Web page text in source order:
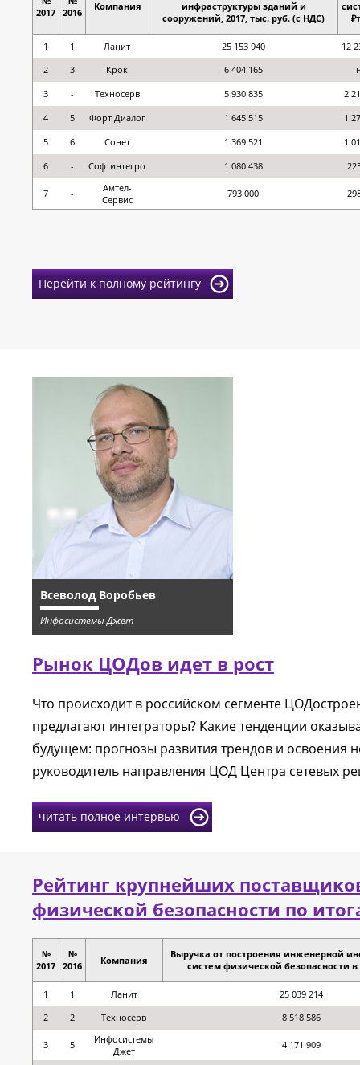
2017 2016
Компания
инфраструктуры зданий и
сооружений, 2017, тыс. руб. (с НДС)
1 1 Ланит 25 153 940
12
2
3 Крок 6 404 165
3
- Техносерв 5 930 835
2
4
5 Форт Диалог 1 645 515
1
5
6 Сонет 1 369 521
1
6
- Софтинтегро 1 080 438
7 -
Амтел-
Сервис
793 000
Перейти к полному рейтингу
Всеволод Воробьев
Инфосистемы Джет
Рынок ЦОДов идет в рост
Что происходит в российском сегменте
предлагают интеграторы? Какие тенденции
будущем: прогнозы развития трендов и освоения
руководитель направления ЦОД Центра сетевых
читать полное интервью
Рейтинг крупнейших
физической безопасности по
№
2017
№
2016
Компания
Выручка от построения инженерной
систем физической безопасности в
1 1 Ланит
25 039 214
2
2 Техносерв 8 518 586
3 5
Инфосистемы
Джет
4 171 909